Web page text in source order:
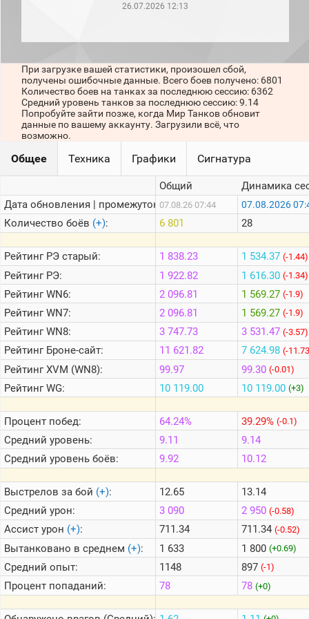
месяц)
игроков
последние
сессии)
Топ
1000
Кланы
Статистика
стримеров
Информация
Онлайн
Цветовая
шкала
Теlegram
ВК
Портал
Мира
Танков
26.07.2026 12:13
При загрузке вашей статистики, произошел сбой,
получены ошибочные данные. Всего боев получено: 6801
Количество боев на танках за последнюю сессию: 6362
Средний уровень танков за последнюю сессию: 9.14
Попробуйте зайти позже, когда Мир Танков обновит
данные по вашему аккаунту. Загрузили всё, что
возможно.
Общее Техника Графики Сигнатура
Дата обновления | промежуток:
Количество боёв (+):
РейтингРЭ старый:
РейтингРЭ:
РейтингWN6:
РейтингWN7:
РейтингWN8:
РейтингБроне-сайт:
РейтингXVM (WN8):
РейтингWG:
Процент побед:
Средний уровень:
Средний уровень боёв:
Выстрелов за бой (+):
Средний урон:
Ассист урон (+):
Вытанковано в среднем (+):
Средний опыт:
Процент попаданий:
Общий
07.08.26 07:44
6 801
1 838.23
1 922.82
2 096.81
2 096.81
3 747.73
11 621.82
99.97
10 119.00
64.24%
9.11
9.92
12.65
3 090
711.34
1 633
1148
78
Динамика
07.08.2026
28
1 534.37 (-1.44)
1 616.30 (-1.34)
1 569.27 (-1.9)
1 569.27 (-1.9)
3 531.47 (-3.57)
7 624.98 (-
99.30 (-0.01)
10 119.00 (+3)
39.29% (-0.1)
9.14
10.12
13.14
2 950 (-0.58)
711.34 (-0.52)
1 800 (+0.69)
897 (-1)
78 (+0)